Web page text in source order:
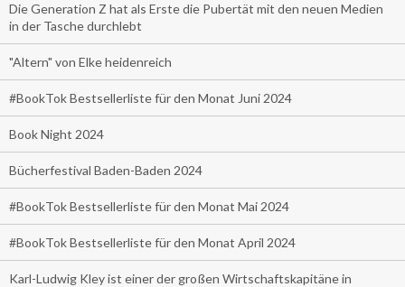
Die Generation Z hat als Erste die Pubertät mit den neuen Medien
in der Tasche durchlebt
"Altern" von Elke heidenreich
#BookTok Bestsellerliste für den Monat Juni 2024
Book Night 2024
Bücherfestival Baden-Baden 2024
#BookTok Bestsellerliste für den Monat Mai 2024
#BookTok Bestsellerliste für den Monat April 2024
Karl-Ludwig Kley ist einer der großen Wirtschaftskapitäne in